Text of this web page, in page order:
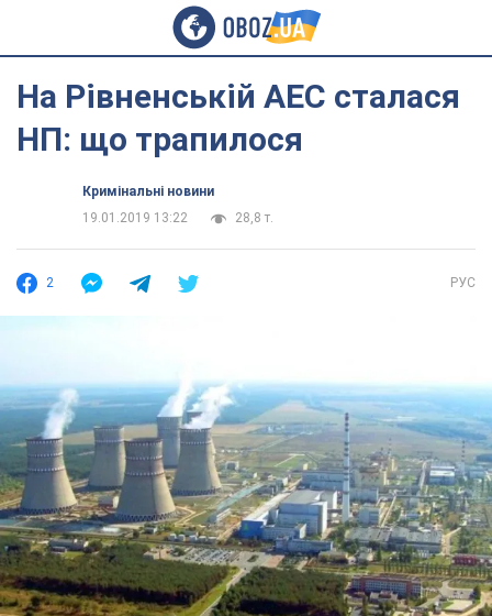
На Рівненській АЕС сталася
НП: що трапилося
Кримінальні новини
19.01.2019 13:22
28,8 т.
2 РУС